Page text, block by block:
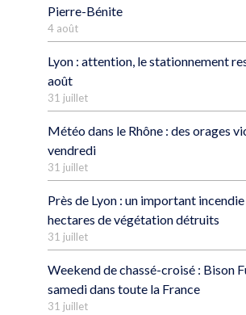
Pierre-Bénite
4 août
Lyon : attention, le stationnement
août
31 juillet
Météo dans le Rhône : des orages
vendredi
31 juillet
Près de Lyon : un important
hectares de végétation détruits
31 juillet
Weekend de chassé-croisé : Bison
samedi dans toute la France
31 juillet